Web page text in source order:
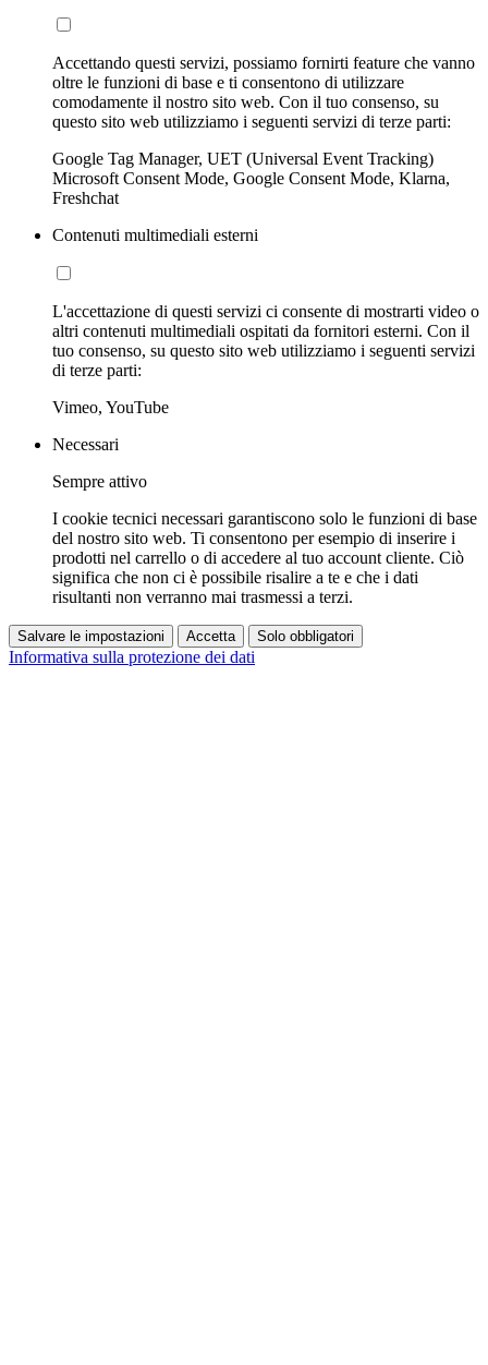
Accettando questi servizi, possiamo fornirti feature che vanno
oltre le funzioni di base e ti consentono di utilizzare
comodamente il nostro sito web. Con il tuo consenso, su
questo sito web utilizziamo i seguenti servizi di terze parti:
Google Tag Manager, UET (Universal Event Tracking)
Microsoft Consent Mode, Google Consent Mode, Klarna,
Freshchat
Contenuti multimediali esterni
L'accettazione di questi servizi ci consente di mostrarti video o
altri contenuti multimediali ospitati da fornitori esterni. Con il
tuo consenso, su questo sito web utilizziamo i seguenti servizi
di terze parti:
Vimeo, YouTube
Necessari
Sempre attivo
I cookie tecnici necessari garantiscono solo le funzioni di base
del nostro sito web. Ti consentono per esempio di inserire i
prodotti nel carrello o di accedere al tuo account cliente. Ciò
significa che non ci è possibile risalire a te e che i dati
risultanti non verranno mai trasmessi a terzi.
Salvare le impostazioni Accetta Solo obbligatori
Informativa sulla protezione dei dati